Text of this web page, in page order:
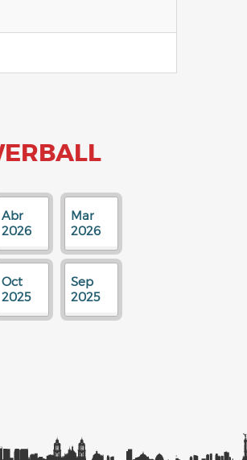
Abr
2026
Mar
2026
Oct
2025
Sep
2025